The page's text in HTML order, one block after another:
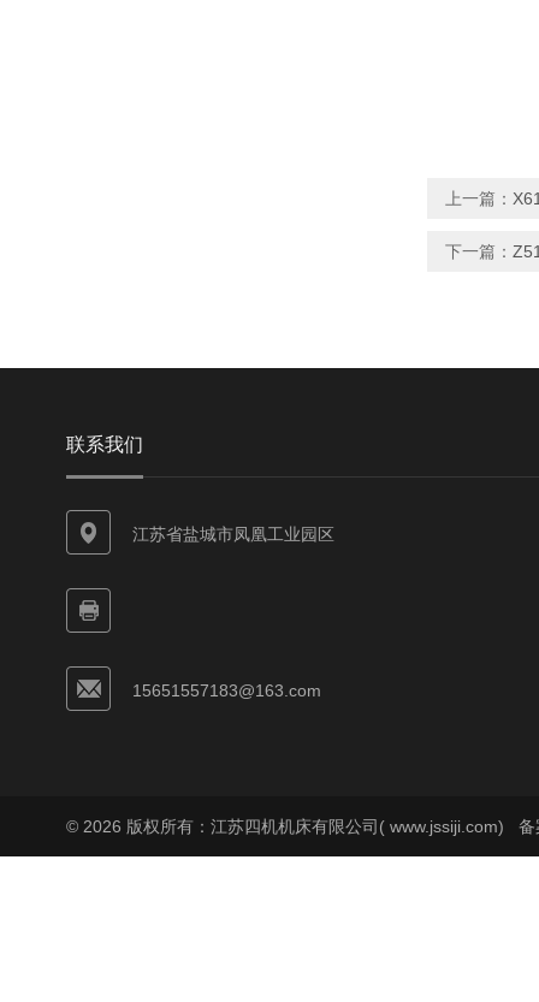
上一篇：
下一篇：
联系我们
江苏省盐城市凤凰工业园区
15651557183@163.com
© 2026 版权所有：江苏四机机床有限公司( www.jssiji.com) 备